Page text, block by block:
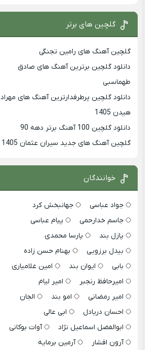
گلچین های برتر
گلچین آهنگ های رامین تجنگی
دانلود گلچین برترین آهنگ های صادق
طهماسبی
دانلود گلچین پرطرفدارترین آهنگ های مهراد
هیدن 1405
دانلود گلچین 100 آهنگ برتر دهه 90
گلچین آهنگ های جدید سیران عثمان 1405
خوانندگان
جواد عباسی
جهانبخش کرد
جاسم خدارحمی
پیام عباسی
پازل بند
پارسا محمدی
بیدل برزویی
بهنام حسن زاده
بابی
ایوان بند
امین غلامیاری
امیرحافظ رنجبر
امیر لیام
امیر رمضانی
امو بند
الجان
احسان دریادل
ابی عالی
ابوالفضل اسماعیل نژاد
آوات بوکانی
آرون افشار
آرمین برمایه